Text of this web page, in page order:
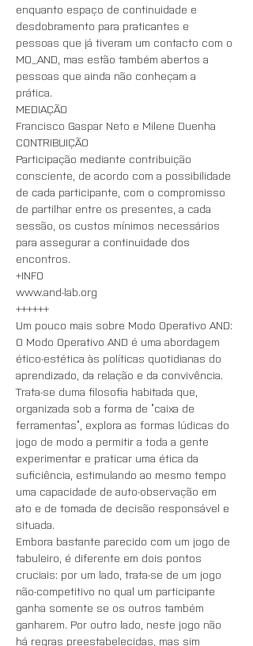
enquanto espaço de continuidade e
desdobramento para praticantes e
pessoas que já tiveram um contacto com o
MO_AND, mas estão também abertos a
pessoas que ainda não conheçam a
prática.
MEDIAÇÃO
Francisco Gaspar Neto e Milene Duenha
CONTRIBUIÇÃO
Participação mediante contribuição
consciente, de acordo com a possibilidade
de cada participante, com o compromisso
de partilhar entre os presentes, a cada
sessão, os custos mínimos necessários
para assegurar a continuidade dos
encontros.
+INFO
www.and-lab.org
++++++
Um pouco mais sobre Modo Operativo AND:
O Modo Operativo AND é uma abordagem
ético-estética às políticas quotidianas do
aprendizado, da relação e da convivência.
Trata-se duma filosofia habitada que,
organizada sob a forma de “caixa de
ferramentas”, explora as formas lúdicas do
jogo de modo a permitir a toda a gente
experimentar e praticar uma ética da
suficiência, estimulando ao mesmo tempo
uma capacidade de auto-observação em
ato e de tomada de decisão responsável e
situada.
Embora bastante parecido com um jogo de
tabuleiro, é diferente em dois pontos
cruciais: por um lado, trata-se de um jogo
não-competitivo no qual um participante
ganha somente se os outros também
ganharem. Por outro lado, neste jogo não
há regras preestabelecidas, mas sim